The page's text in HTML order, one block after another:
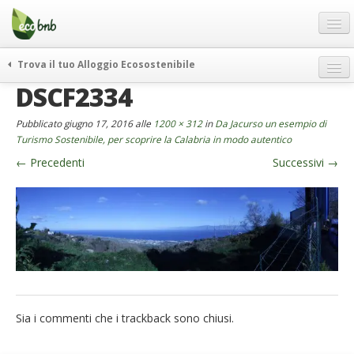
Menu
Salta
contenuto
Offerte Speciali
Regali
FAQ
Chi Siamo
Partner
Contatti
Italiano
English
Trova il tuo Alloggio Ecosostenibile
weekend green
curiosità
vivere e viaggiare verde
news ed eventi
ecohotel
rassegna stampa
DSCF2334
Pubblicatogiugno 17, 2016alle 1200 × 312inDa Jacurso un esempio di
Turismo Sostenibile, per scoprire la Calabria in modo autentico
← Precedenti Successivi →
Sia i commenti che i trackback sono chiusi.